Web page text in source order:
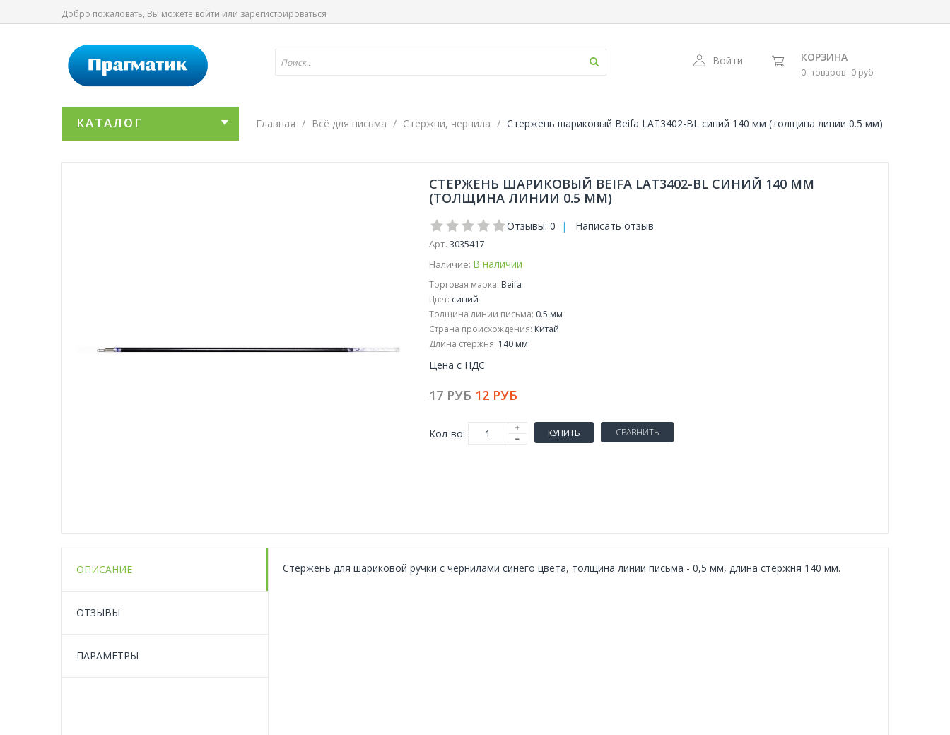
Добро пожаловать, Вы можете войти или зарегистрироваться
Войти КОРЗИНА
0 товаров 0 руб
КАТАЛОГ Главная Всё для письма Стержни, чернила Стержень шариковый Beifa LAT3402-BL синий 140 мм (толщина линии 0.5 мм)
СТЕРЖЕНЬ ШАРИКОВЫЙ BEIFA LAT3402-BL СИНИЙ 140 ММ
(ТОЛЩИНА ЛИНИИ 0.5 ММ)
Отзывы: 0 | Написать отзыв
Арт. 3035417
Наличие: В наличии
Торговая марка: Beifa
Цвет: синий
Толщина линии письма: 0.5 мм
Страна происхождения: Китай
Длина стержня: 140 мм
Цена с НДС
17 РУБ 12 РУБ
Кол-во: КУПИТЬ СРАВНИТЬ
ОПИСАНИЕ
ОТЗЫВЫ
ПАРАМЕТРЫ
Стержень для шариковой ручки с чернилами синего цвета, толщина линии письма - 0,5 мм, длина стержня 140 мм.